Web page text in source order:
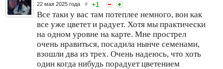
22 мая 2025 года # +1
Все таки у вас там потеплее немного, вон как
все уже цветет и радует. Хотя мы практически
на одном уровне на карте. Мне прострел
очень нравиться, посадила нынче семенами,
взошли два из трех. Очень надеюсь, что хоть
один когда нибудь порадует цветением